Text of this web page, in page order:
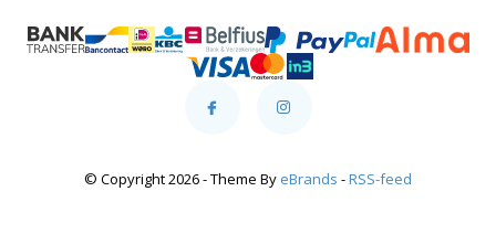
© Copyright 2026 - Theme By eBrands -RSS-feed